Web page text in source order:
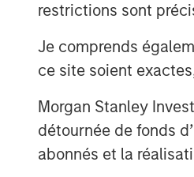
restrictions sont
Je comprends
ce site soient
Morgan Stanley
détournée de fonds
abonnés et la
Europe. “The
“We are very
developing and
management.
Morgan